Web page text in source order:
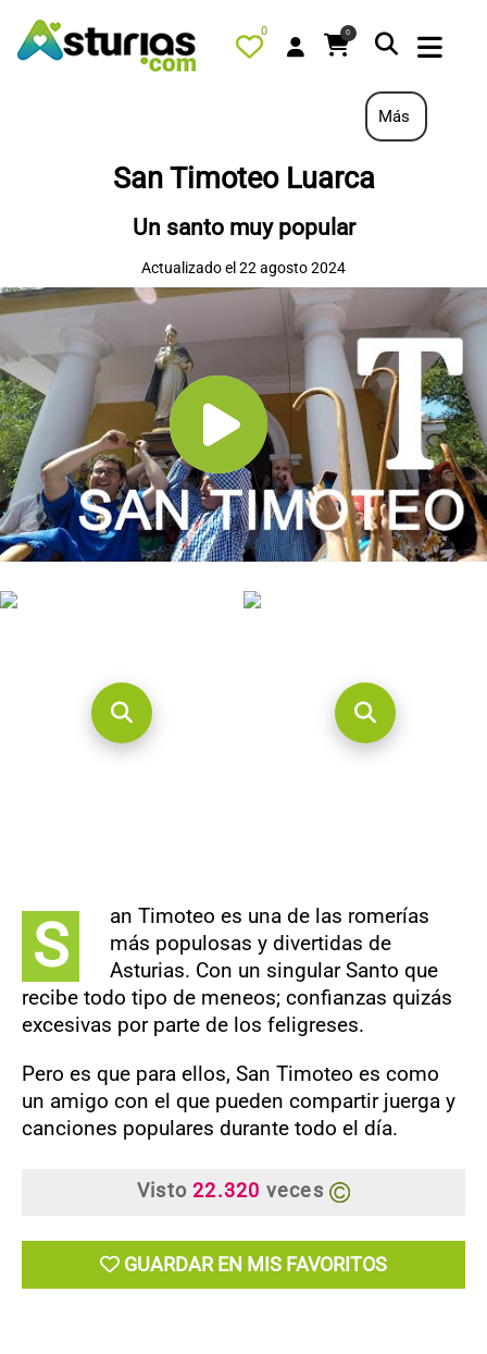
0 0
QUÉ HACER
ALOJAMIENTOS
RESTAURANTES
TURISMO ACTIVO
TIENDA
AGENDA
OFERTAS
CONTACTO
Más
San Timoteo Luarca
Un santo muy popular
Actualizado el 22 agosto 2024
S
an Timoteo es una de las romerías
más populosas y divertidas de
Asturias. Con un singular Santo que
recibe todo tipo de meneos; confianzas quizás
excesivas por parte de los feligreses.
Pero es que para ellos, San Timoteo es como
un amigo con el que pueden compartir juerga y
canciones populares durante todo el día.
Visto22.320 veces
GUARDAR EN MIS FAVORITOS